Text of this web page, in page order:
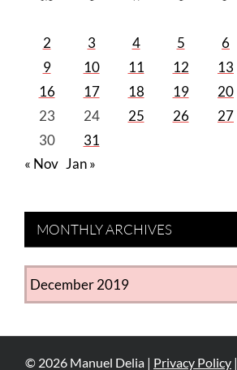
2
3 4 5 6
9
10 11 12 13
16
17 18 19 20
23
24 25 26 27
30
31
« Nov Jan »
MONTHLY ARCHIVES
MONTHLY
ARCHIVES
© 2026 Manuel Delia | Privacy Policy |